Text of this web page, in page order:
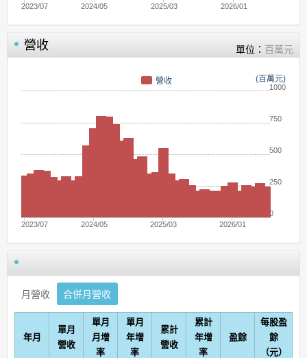
2023/07 2024/05 2025/03 2026/01
營收 單位： 百萬元
(百萬元)
營收
2023/07 2024/05 2025/03 2026/01
0
250
500
750
1000
月營收 合併月營收
年月
單月
營收
單月
月增
率
單月
年增
率
累計
營收
累計
年增
率
盈餘
每股盈
餘
（元）